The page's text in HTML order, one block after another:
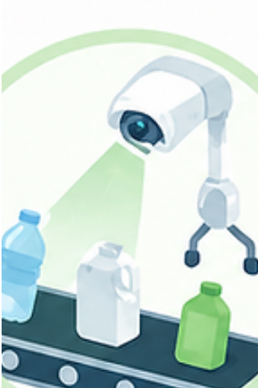
したプラスチックリサイクル技術を俯瞰します。
識別・選別、リサイクル手法（分解・反応）、AI
手法、再生対象材料、までを対象に、主要プレイ
ヤー、技術分類、注目テーマを整理し、今後の研
究開発テーマや事業機会について考察します。